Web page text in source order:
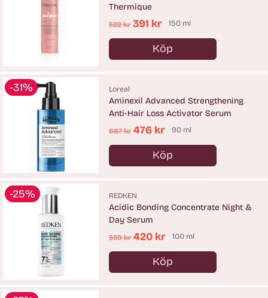
Thermique
Ordinarie
pris
522 kr 391 kr 150 ml
Köp
Antal
-31% Loreal
Aminexil Advanced Strengthening
Anti-Hair Loss Activator Serum
Ordinarie
pris
687 kr 476 kr 90 ml
Köp
Antal
-25% REDKEN
Acidic Bonding Concentrate Night &
Day Serum
Ordinarie
pris
559 kr 420 kr 100 ml
Köp
Antal